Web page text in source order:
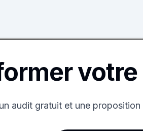
votre
audit gratuit et une